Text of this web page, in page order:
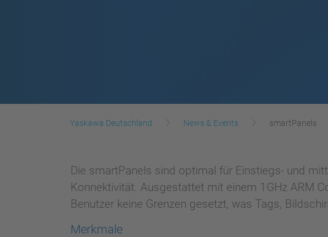
Yaskawa Deutschland News & Events smartPanels
Die smartPanels sind optimal für Einstiegs- und
Konnektivität. Ausgestattet mit einem 1GHz ARM
Benutzer keine Grenzen gesetzt, was Tags,
Merkmale